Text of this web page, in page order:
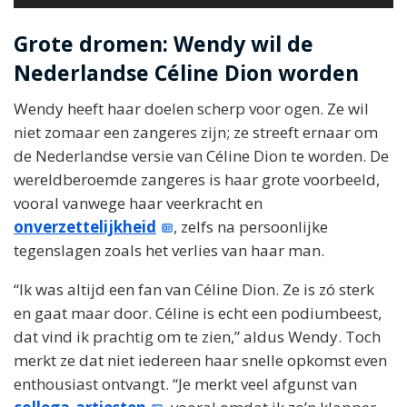
Grote dromen: Wendy wil de
Nederlandse Céline Dion worden
Wendy heeft haar doelen scherp voor ogen. Ze wil
niet zomaar een zangeres zijn; ze streeft ernaar om
de Nederlandse versie van Céline Dion te worden. De
wereldberoemde zangeres is haar grote voorbeeld,
vooral vanwege haar veerkracht en
onverzettelijkheid
, zelfs na persoonlijke
tegenslagen zoals het verlies van haar man.
“Ik was altijd een fan van Céline Dion. Ze is zó sterk
en gaat maar door. Céline is echt een podiumbeest,
dat vind ik prachtig om te zien,” aldus Wendy. Toch
merkt ze dat niet iedereen haar snelle opkomst even
enthousiast ontvangt. “Je merkt veel afgunst van